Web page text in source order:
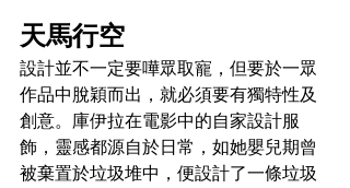
天馬行空
設計並不一定要嘩眾取寵，但要於一眾
作品中脫穎而出，就必須要有獨特性及
創意。庫伊拉在電影中的自家設計服
飾，靈感都源自於日常，如她嬰兒期曾
被棄置於垃圾堆中，便設計了一條垃圾